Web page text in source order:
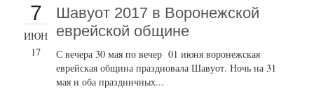
7
ИЮН
17
Шавуот 2017 в Воронежской
еврейской общине
С вечера 30 мая по вечер 01 июня воронежская
еврейская община праздновала Шавуот. Ночь на 31
мая и оба праздничных...